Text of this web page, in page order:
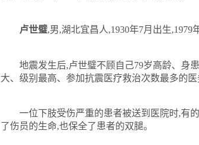
卢世璧,男,湖北宜昌人,1930年7月出生,1979
地震发生后,卢世璧不顾自己79岁高龄、身
大、级别最高、参加抗震医疗救治次数最多的医
一位下肢受伤严重的患者被送到医院时,有
了伤员的生命,也保全了患者的双腿。